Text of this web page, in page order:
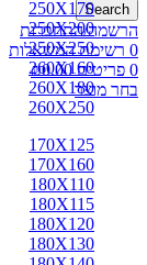
Search
הרשמה/התחברות
0 רשימת המשאלות
0 פריטים ₪0.00
בחר מוצר
250X170
250X200
250X250
260X160
260X180
260X250
170X125
170X160
180X110
180X115
180X120
180X130